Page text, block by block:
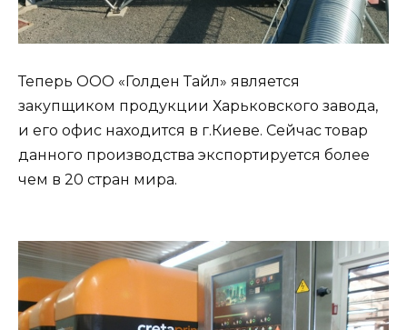
Теперь ООО «Голден Тайл» является
закупщиком продукции Харьковского завода,
и его офис находится в г.Киеве. Сейчас товар
данного производства экспортируется более
чем в 20 стран мира.